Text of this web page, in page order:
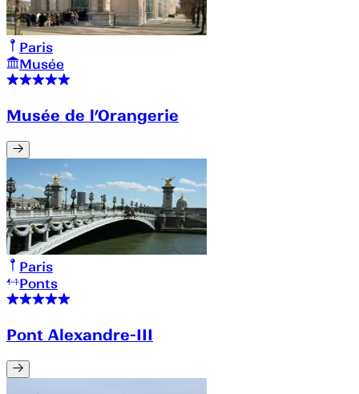
Paris
Musée
Musée de l’Orangerie
Paris
Ponts
Pont Alexandre-III